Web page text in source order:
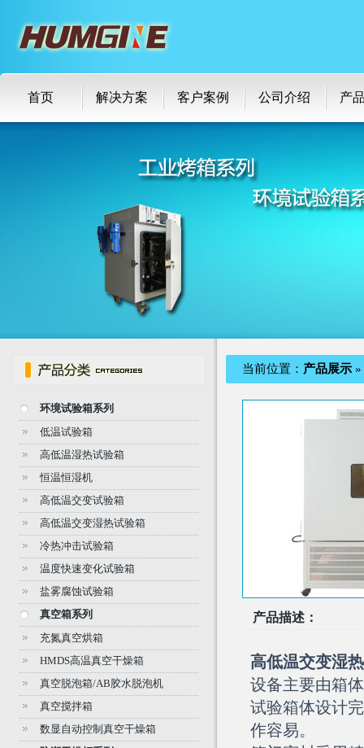
首页 解决方案 客户案例 公司介绍 产
环境试验箱系列
低温试验箱
高低温湿热试验箱
恒温恒湿机
高低温交变试验箱
高低温交变湿热试验箱
冷热冲击试验箱
温度快速变化试验箱
盐雾腐蚀试验箱
真空箱系列
充氮真空烘箱
HMDS高温真空干燥箱
真空脱泡箱/AB胶水脱泡机
真空搅拌箱
数显自动控制真空干燥箱
当前位置： 产品展示 »
产品描述：
高低温交变湿
设备主要由箱
试验箱体设计
作容易。